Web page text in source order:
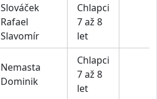
Slováček
Rafael
Slavomír
Chlapci
7 až 8
let
Nemasta
Dominik
Chlapci
7 až 8
let